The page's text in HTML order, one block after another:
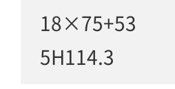
18×75+53
5H114.3